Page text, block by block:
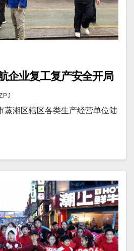
企业复工复产安全开局
蒸湘区辖区各类生产经营单位陆